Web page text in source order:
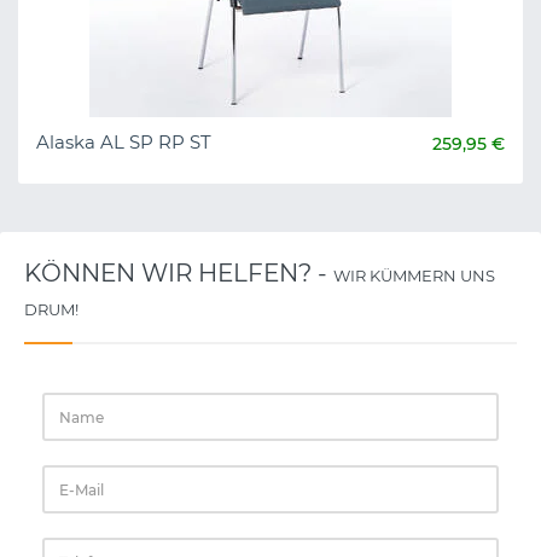
Alaska AL SP RP ST 259,95 €
KÖNNEN WIR HELFEN? - WIR KÜMMERN UNS
DRUM!